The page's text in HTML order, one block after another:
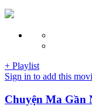
+ Playlist
Sign in to add this
Chuyện Ma Gần